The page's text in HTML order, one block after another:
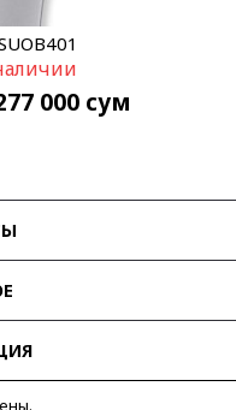
000 сум